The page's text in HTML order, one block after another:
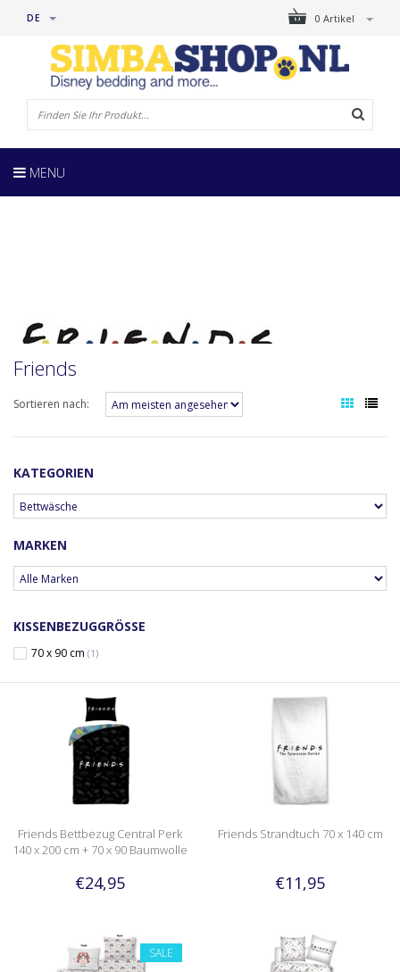
0 Artikel
DE
MENU
Friends
Sortieren nach:
KATEGORIEN
MARKEN
KISSENBEZUGGRÖSSE
70 x 90 cm (1)
Friends Bettbezug Central Perk
140 x 200 cm + 70 x 90 Baumwolle
€24,95
Friends Strandtuch 70 x 140 cm
€11,95
SALE